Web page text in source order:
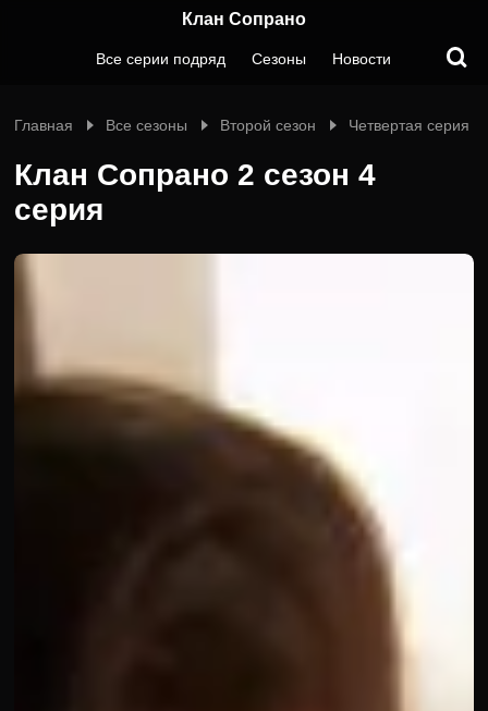
Клан Сопрано
Все серии подряд Сезоны Новости
Главная Все сезоны Второй сезон Четвертая серия
Клан Сопрано 2 сезон 4
серия